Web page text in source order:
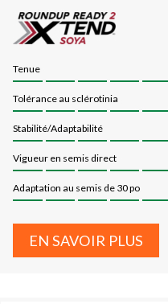
Tenue
Tolérance au sclérotinia
Stabilité/Adaptabilité
Vigueur en semis direct
Adaptation au semis de 30 po
EN SAVOIR PLUS